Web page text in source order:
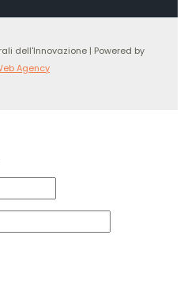
dell'Innovazione | Powered by
Agency